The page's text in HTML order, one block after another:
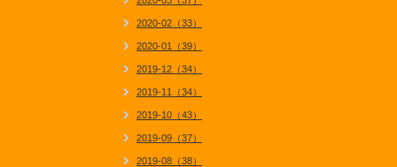
2020-02（33）
2020-01（39）
2019-12（34）
2019-11（34）
2019-10（43）
2019-09（37）
2019-08（38）